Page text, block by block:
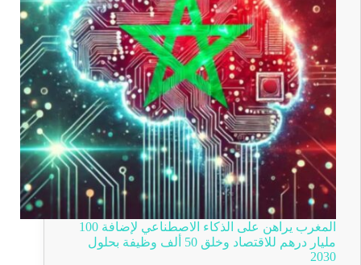
المغرب يراهن على الذكاء الاصطناعي لإضافة 100
مليار درهم للاقتصاد وخلق 50 ألف وظيفة بحلول
2030